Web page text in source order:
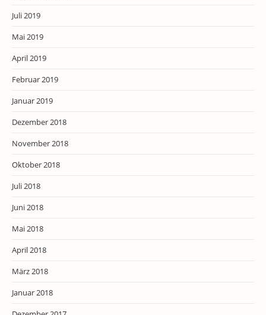
Juli 2019
Mai 2019
April 2019
Februar 2019
Januar 2019
Dezember 2018
November 2018
Oktober 2018
Juli 2018
Juni 2018
Mai 2018
April 2018
März 2018
Januar 2018